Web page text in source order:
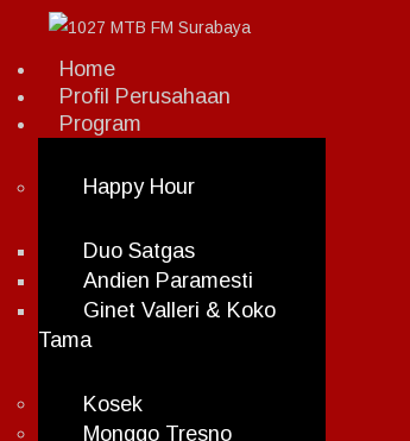
Home
Profil Perusahaan
Program
Happy Hour
Duo Satgas
Andien Paramesti
Ginet Valleri & Koko
Tama
Kosek
Monggo Tresno